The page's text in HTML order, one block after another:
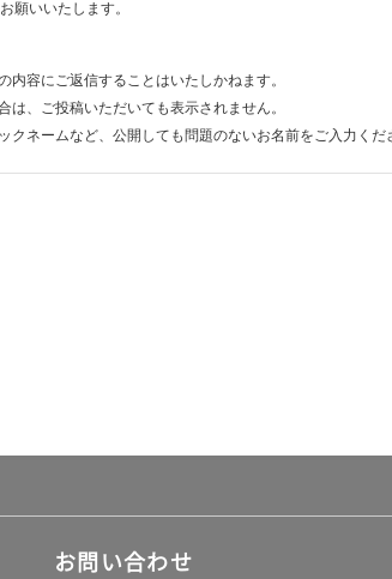
願いいたします。
内容にご返信することはいたしかねます。
、ご投稿いただいても表示されません。
ネームなど、公開しても問題のないお名前をご入力くだ
お問い合わせ